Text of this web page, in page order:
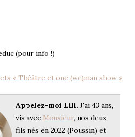
(pour info !)
« Théâtre et one (wo)man show »
Appelez-moi Lili. J'ai 43 ans,
vis avec Monsieur, nos deux
fils nés en 2022 (Poussin) et